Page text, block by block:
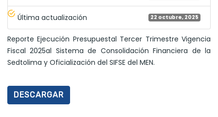
Última actualización 22 octubre, 2025
Reporte Ejecución Presupuestal Tercer Trimestre Vigencia
Fiscal 2025al Sistema de Consolidación Financiera de la
Sedtolima y Oficialización del SIFSE del MEN.
DESCARGAR